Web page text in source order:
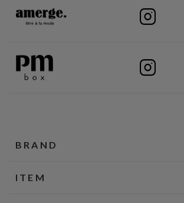
BRAND
ITEM